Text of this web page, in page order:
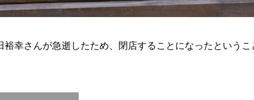
幸さんが急逝したため、閉店することになったというこ